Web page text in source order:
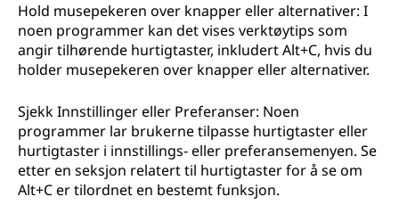
Hold musepekeren over knapper eller alternativer: I
noen programmer kan det vises verktøytips som
angir tilhørende hurtigtaster, inkludert Alt+C, hvis du
holder musepekeren over knapper eller alternativer.
Sjekk Innstillinger eller Preferanser: Noen
programmer lar brukerne tilpasse hurtigtaster eller
hurtigtaster i innstillings- eller preferansemenyen. Se
etter en seksjon relatert til hurtigtaster for å se om
Alt+C er tilordnet en bestemt funksjon.